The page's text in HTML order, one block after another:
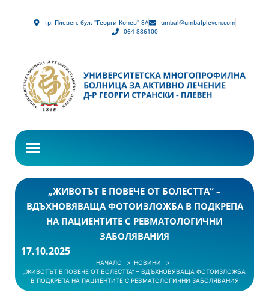
гр. Плевен, бул. "Георги Кочев" 8А
umbal@umbalpleven.com
064 886100
„ЖИВОТЪТ Е ПОВЕЧЕ ОТ БОЛЕСТТА“ –
ВДЪХНОВЯВАЩА ФОТОИЗЛОЖБА В ПОДКРЕПА
НА ПАЦИЕНТИТЕ С РЕВМАТОЛОГИЧНИ
ЗАБОЛЯВАНИЯ
17.10.2025
НАЧАЛО
НОВИНИ
„ЖИВОТЪТ Е ПОВЕЧЕ ОТ БОЛЕСТТА“ – ВДЪХНОВЯВАЩА ФОТОИЗЛОЖБА
В ПОДКРЕПА НА ПАЦИЕНТИТЕ С РЕВМАТОЛОГИЧНИ ЗАБОЛЯВАНИЯ